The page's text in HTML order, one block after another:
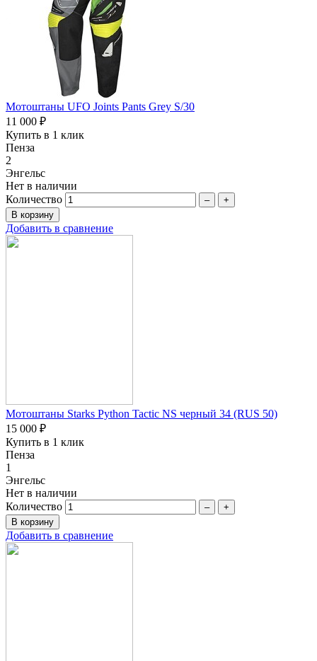
Мотоштаны UFO Joints Pants Grey S/30
11 000 ₽
Купить в 1 клик
Пенза
2
Энгельс
Нет в наличии
Количество
– +
Добавить в сравнение
Мотоштаны Starks Python Tactic NS черный 34 (RUS 50)
15 000 ₽
Купить в 1 клик
Пенза
1
Энгельс
Нет в наличии
Количество
– +
Добавить в сравнение